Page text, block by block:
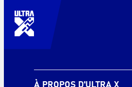
À PROPOS D'ULTRA X